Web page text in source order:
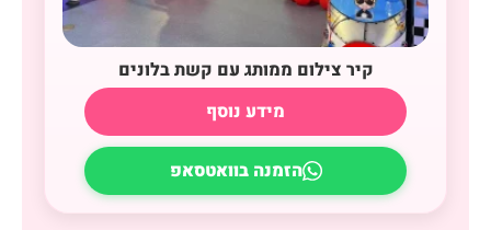
קיר צילום ממותג עם קשת בלונים
מידע נוסף
הזמנה בוואטסאפ